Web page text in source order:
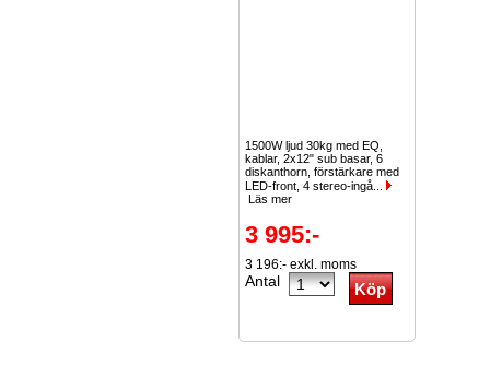
1500W ljud 30kg med EQ,
kablar, 2x12" sub basar, 6
diskanthorn, förstärkare med
LED-front, 4 stereo-ingå...
Läs mer
3 995:-
3 196:- exkl. moms
Antal